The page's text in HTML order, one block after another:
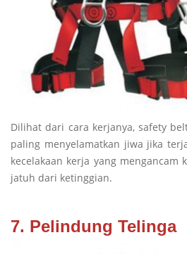
Dilihat dari cara kerjanya, safety
paling menyelamatkan jiwa jika
kecelakaan kerja yang mengancam
jatuh dari ketinggian.
7. Pelindung Telinga